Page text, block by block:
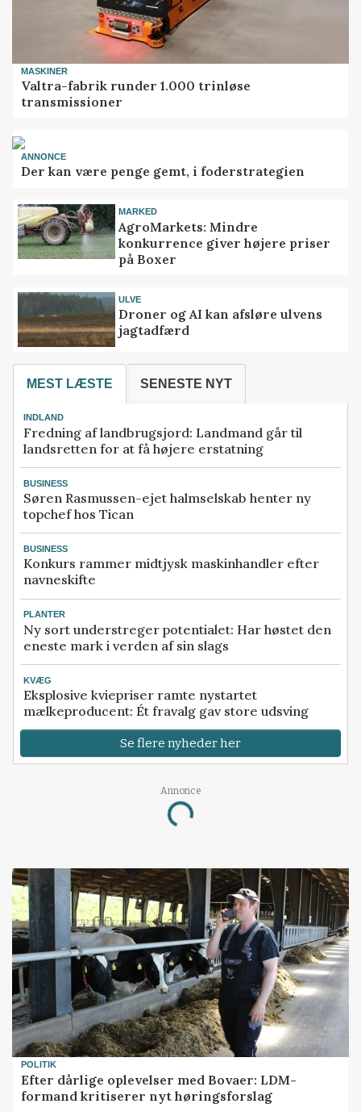
MASKINER
Valtra-fabrik runder 1.000 trinløse
transmissioner
ANNONCE
Der kan være penge gemt, i foderstrategien
MARKED
AgroMarkets: Mindre
konkurrence giver højere priser
på Boxer
ULVE
Droner og AI kan afsløre ulvens
jagtadfærd
MEST LÆSTE SENESTE NYT
INDLAND
Fredning af landbrugsjord: Landmand går til
landsretten for at få højere erstatning
BUSINESS
Søren Rasmussen-ejet halmselskab henter ny
topchef hos Tican
BUSINESS
Konkurs rammer midtjysk maskinhandler efter
navneskifte
PLANTER
Ny sort understreger potentialet: Har høstet den
eneste mark i verden af sin slags
KVÆG
Eksplosive kviepriser ramte nystartet
mælkeproducent: Ét fravalg gav store udsving
Se flere nyheder her
Annonce
Loading...
POLITIK
Efter dårlige oplevelser med Bovaer: LDM-
formand kritiserer nyt høringsforslag